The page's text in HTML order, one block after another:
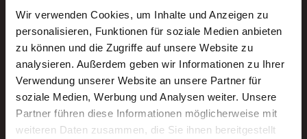
Wir verwenden Cookies, um Inhalte und Anzeigen zu
personalisieren, Funktionen für soziale Medien anbieten
zu können und die Zugriffe auf unsere Website zu
analysieren. Außerdem geben wir Informationen zu Ihrer
Verwendung unserer Website an unsere Partner für
soziale Medien, Werbung und Analysen weiter. Unsere
Partner führen diese Informationen möglicherweise mit
weiteren Daten zusammen, die Sie ihnen bereitgestellt
Neue Stellen per E-Mail.
Ein kostenloser Service von AWO
Jobs.
E-Mail-Adresse eintragen